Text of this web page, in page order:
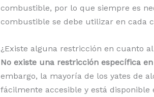
combustible, por lo que siempre es
combustible se debe utilizar en cada
¿Existe alguna restricción en cuanto
No existe una restricción específica
embargo, la mayoría de los yates de
fácilmente accesible y está disponible